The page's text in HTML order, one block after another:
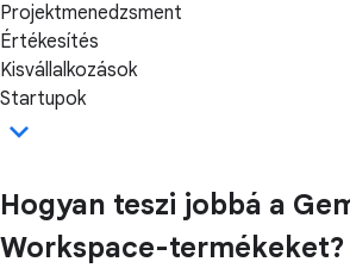
Projektmenedzsment
Értékesítés
Kisvállalkozások
Startupok
Hogyan teszi jobbá a
Workspace-termékeket?